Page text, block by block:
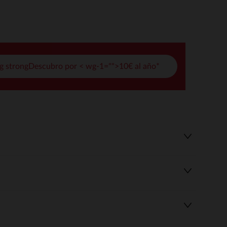
strongDescubro por < wg-1="">10€ al año*